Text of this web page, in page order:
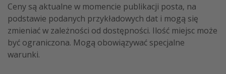
Ceny są aktualne w momencie publikacji posta, na
podstawie podanych przykładowych dat i mogą się
zmieniać w zależności od dostępności. Ilość miejsc może
być ograniczona. Mogą obowiązywać specjalne
warunki.